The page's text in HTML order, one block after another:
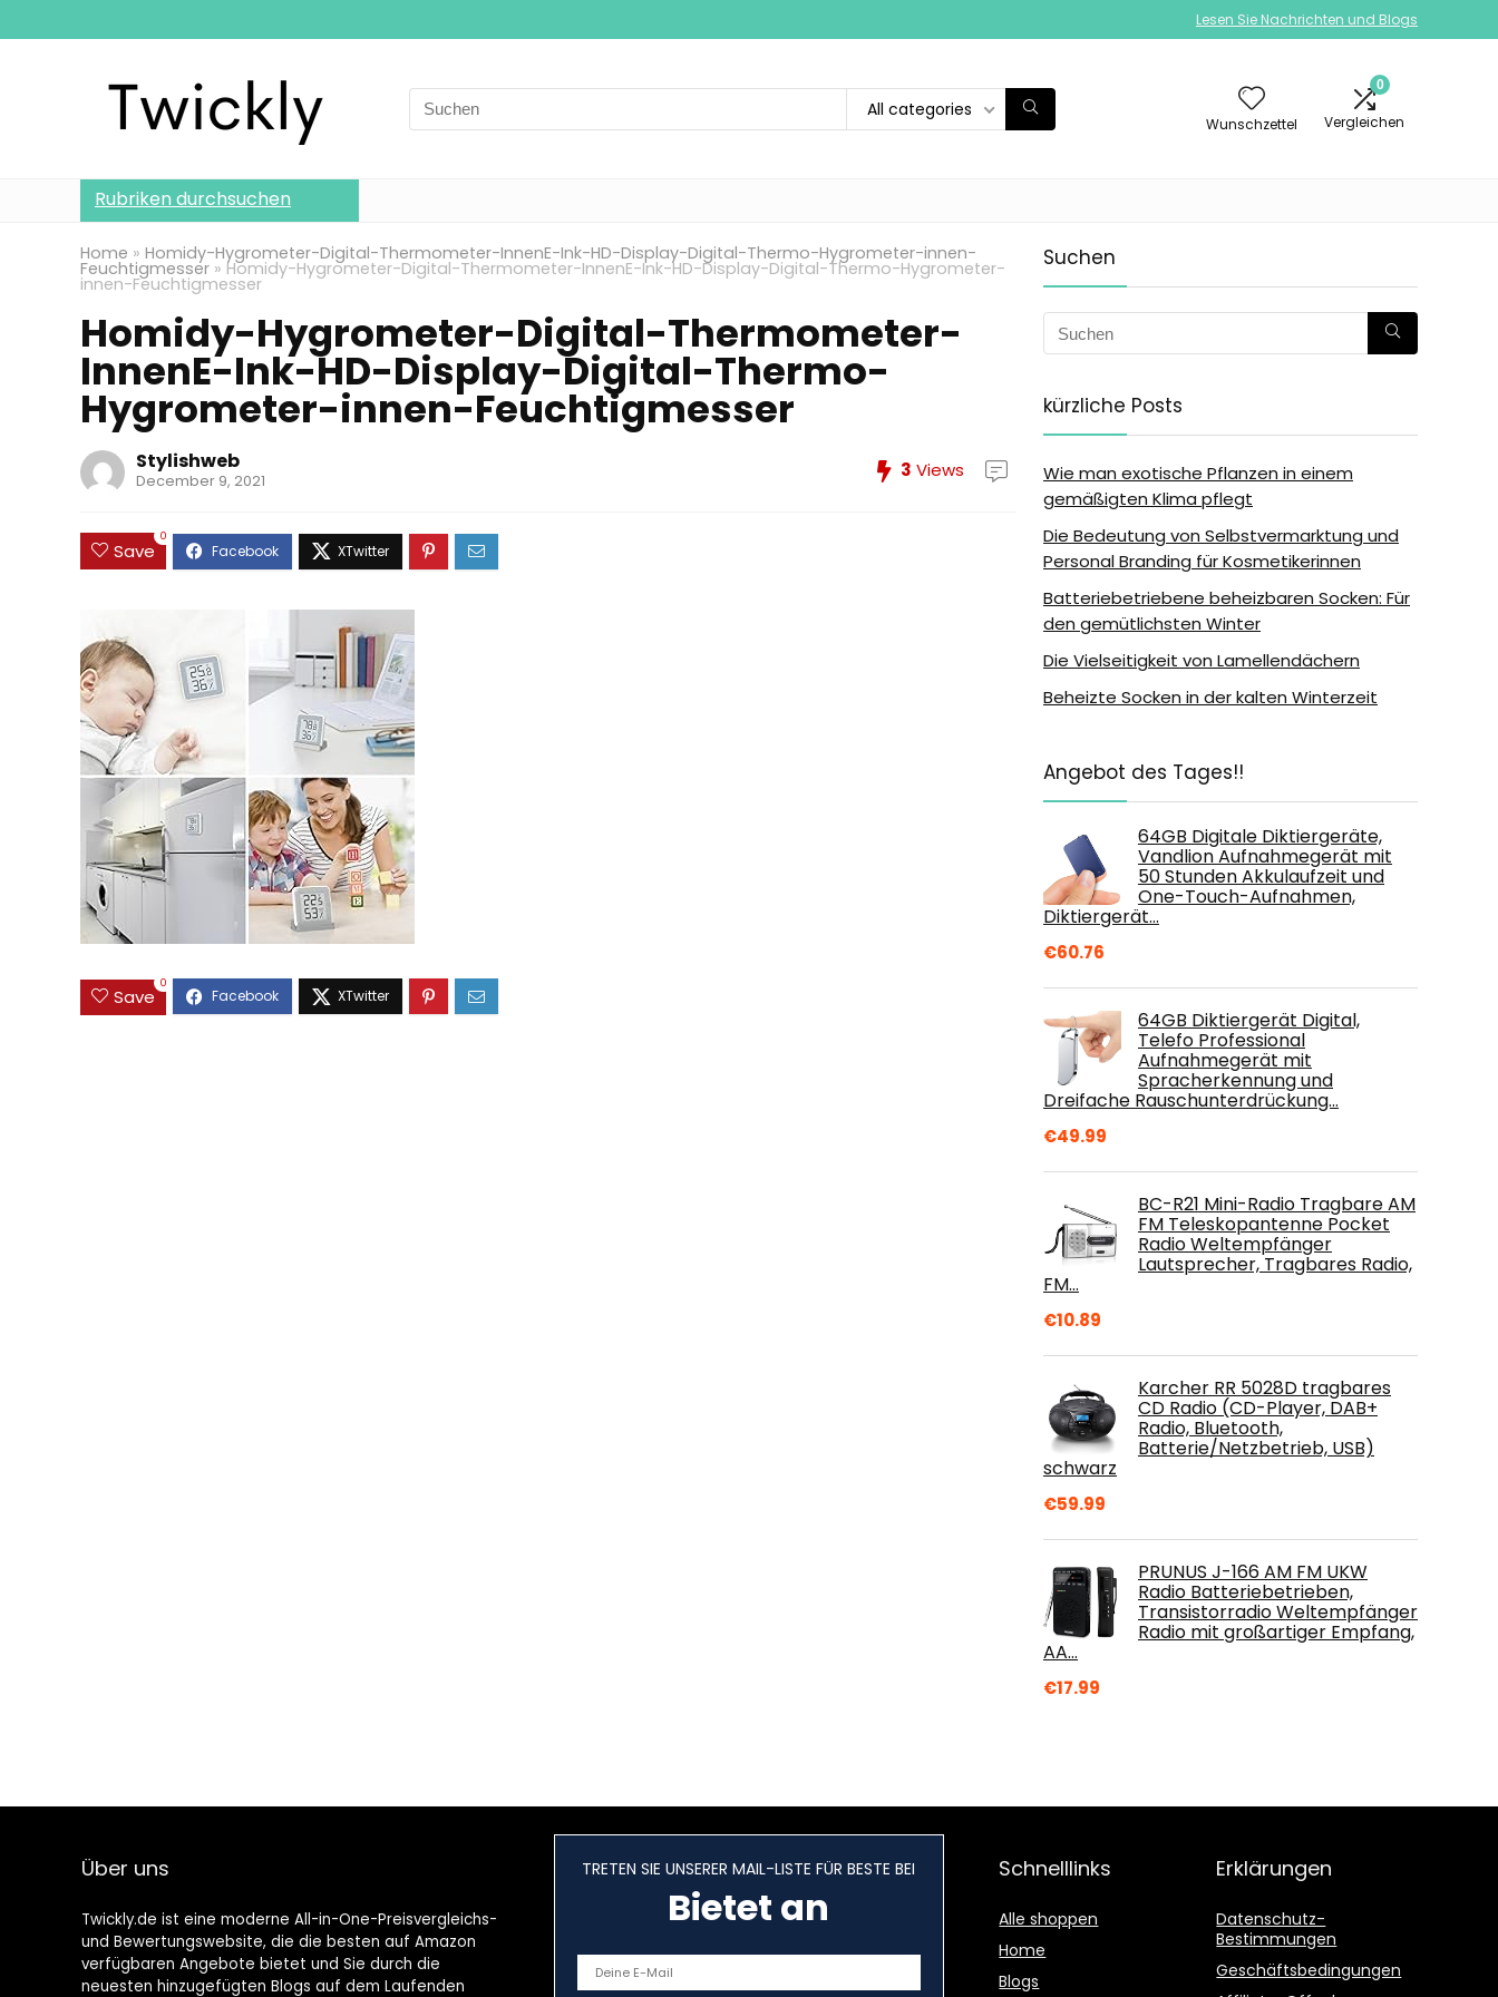
Lesen Sie Nachrichten und Blogs
Search
for:
All categories
Wunschzettel
0
Vergleichen
Rubriken durchsuchen
Home » Homidy-Hygrometer-Digital-Thermometer-InnenE-Ink-HD-Display-Digital-Thermo-Hygrometer-innen-
Feuchtigmesser » Homidy-Hygrometer-Digital-Thermometer-InnenE-Ink-HD-Display-Digital-Thermo-Hygrometer-
innen-Feuchtigmesser
Homidy-Hygrometer-Digital-Thermometer-
InnenE-Ink-HD-Display-Digital-Thermo-
Hygrometer-innen-Feuchtigmesser
Stylishweb
December 9, 2021 3 Views
Save
0
Save
0
Suchen
kürzliche Posts
Wie man exotische Pflanzen in einem
gemäßigten Klima pflegt
Die Bedeutung von Selbstvermarktung und
Personal Branding für Kosmetikerinnen
Batteriebetriebene beheizbaren Socken: Für
den gemütlichsten Winter
Die Vielseitigkeit von Lamellendächern
Beheizte Socken in der kalten Winterzeit
Angebot des Tages!!
64GB Digitale Diktiergeräte,
Vandlion Aufnahmegerät mit
50 Stunden Akkulaufzeit und
One-Touch-Aufnahmen,
Diktiergerät…
€60.76
64GB Diktiergerät Digital,
Telefo Professional
Aufnahmegerät mit
Spracherkennung und
Dreifache Rauschunterdrückung…
€49.99
BC-R21 Mini-Radio Tragbare AM
FM Teleskopantenne Pocket
Radio Weltempfänger
Lautsprecher, Tragbares Radio,
FM…
€10.89
Karcher RR 5028D tragbares
CD Radio (CD-Player, DAB+
Radio, Bluetooth,
Batterie/Netzbetrieb, USB)
schwarz
€59.99
PRUNUS J-166 AM FM UKW
Radio Batteriebetrieben,
Transistorradio Weltempfänger
Radio mit großartiger Empfang,
AA…
€17.99
Über uns
Twickly.de ist eine moderne All-in-One-Preisvergleichs-
und Bewertungswebsite, die die besten auf Amazon
verfügbaren Angebote bietet und Sie durch die
neuesten hinzugefügten Blogs auf dem Laufenden
TRETEN SIE UNSERER MAIL-LISTE FÜR BESTE BEI
Bietet an
Schnelllinks
Alle shoppen
Home
Blogs
Erklärungen
Datenschutz-
Bestimmungen
Geschäftsbedingungen